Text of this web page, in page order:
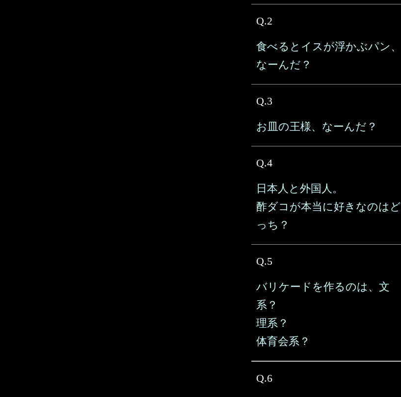
Q.2
食べるとイスが浮かぶパン、
なーんだ？
Q.3
お皿の王様、なーんだ？
Q.4
日本人と外国人。
酢ダコが本当に好きなのはど
っち？
Q.5
バリケードを作るのは、文
系？
理系？
体育会系？
Q.6